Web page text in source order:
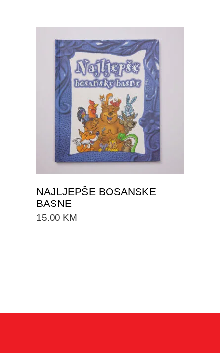
DODAJTE U KORPU
NAJLJEPŠE BOSANSKE
BASNE
15.00 KM